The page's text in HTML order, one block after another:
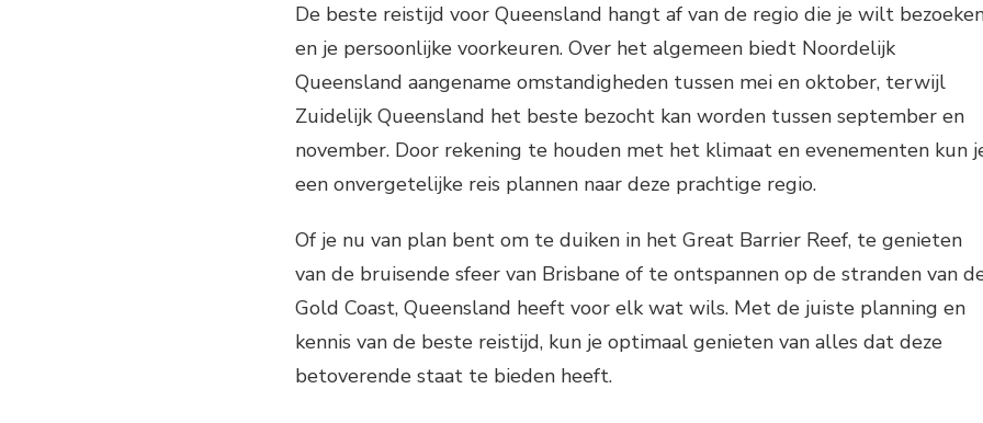
De beste reistijd voor Queensland hangt af van de regio die je wilt
en je persoonlijke voorkeuren. Over het algemeen biedt Noordelijk
Queensland aangename omstandigheden tussen mei en oktober, terwijl
Zuidelijk Queensland het beste bezocht kan worden tussen september en
november. Door rekening te houden met het klimaat en evenementen kun
een onvergetelijke reis plannen naar deze prachtige regio.
Of je nu van plan bent om te duiken in het Great Barrier Reef, te genieten
van de bruisende sfeer van Brisbane of te ontspannen op de stranden van
Gold Coast, Queensland heeft voor elk wat wils. Met de juiste planning en
kennis van de beste reistijd, kun je optimaal genieten van alles dat deze
betoverende staat te bieden heeft.